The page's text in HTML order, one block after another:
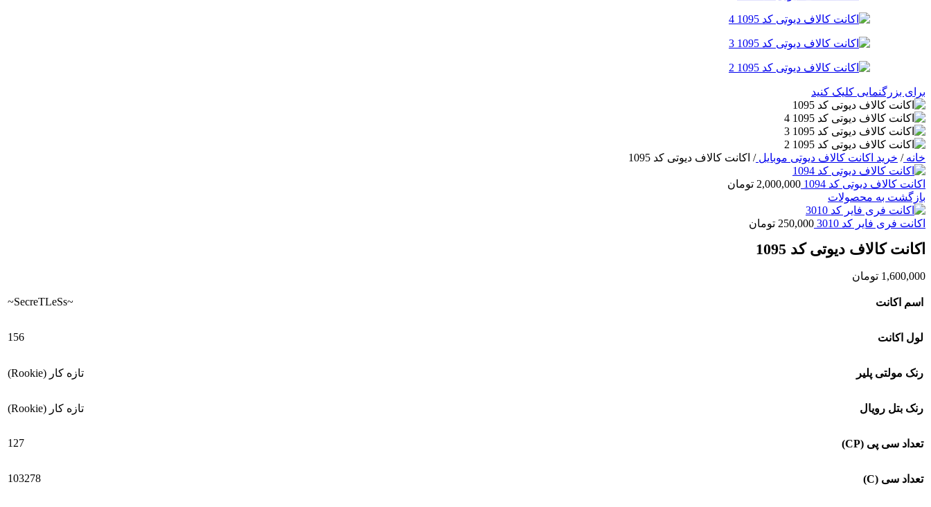
برای بزرگنمایی کلیک کنید
خانه/ خرید اکانت کالاف دیوتی موبایل/ اکانت کالاف دیوتی کد 1095
اکانت کالاف دیوتی کد 1094 2,000,000 تومان
بازگشت به محصولات
اکانت فری فایر کد 3010 250,000 تومان
اکانت کالاف دیوتی کد 1095
1,600,000 تومان
اسم اکانت ~SecreTLeSs~
لول اکانت 156
رنک مولتی پلیر تازه کار (Rookie)
رنک بتل رویال تازه کار (Rookie)
تعداد سی پی (CP) 127
تعداد سی (C) 103278